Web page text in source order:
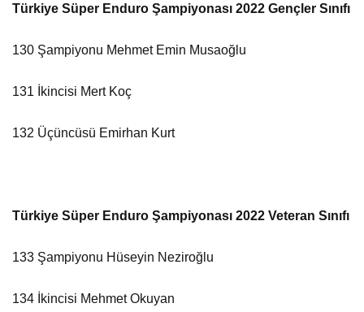
Türkiye Süper Enduro Şampiyonası 2022 Gençler Sınıfı
130 Şampiyonu Mehmet Emin Musaoğlu
131 İkincisi Mert Koç
132 Üçüncüsü Emirhan Kurt
Türkiye Süper Enduro Şampiyonası 2022 Veteran Sınıfı
133 Şampiyonu Hüseyin Neziroğlu
134 İkincisi Mehmet Okuyan